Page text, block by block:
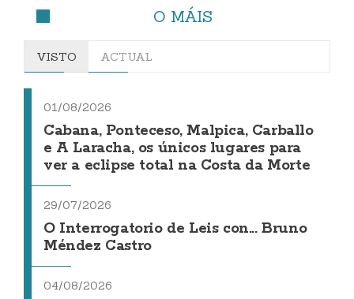
O MÁIS
VISTO ACTUAL
01/08/2026
Cabana, Ponteceso, Malpica, Carballo
e A Laracha, os únicos lugares para
ver a eclipse total na Costa da Morte
29/07/2026
O Interrogatorio de Leis con... Bruno
Méndez Castro
04/08/2026